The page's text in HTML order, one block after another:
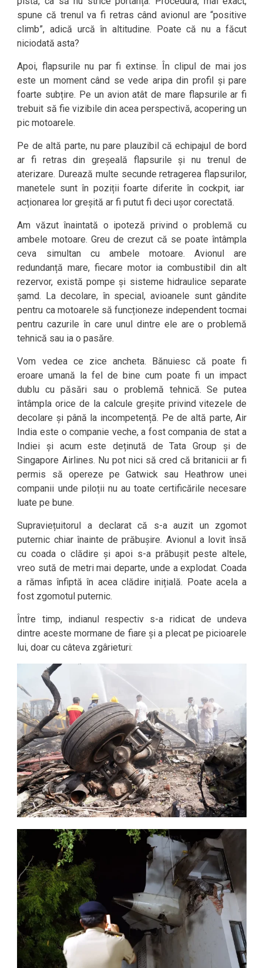
spune că trenul va fi retras când avionul are “positive
climb”, adică urcă în altitudine. Poate că nu a făcut
niciodată asta?
Apoi, flapsurile nu par fi extinse. În clipul de mai jos
este un moment când se vede aripa din profil și pare
foarte subțire. Pe un avion atât de mare flapsurile ar fi
trebuit să fie vizibile din acea perspectivă, acopering un
pic motoarele.
Pe de altă parte, nu pare plauzibil că echipajul de bord
ar fi retras din greșeală flapsurile și nu trenul de
aterizare. Durează multe secunde retragerea flapsurilor,
manetele sunt în poziții foarte diferite în cockpit, iar
acționarea lor greșită ar fi putut fi deci ușor corectată.
Am văzut înaintată o ipoteză privind o problemă cu
ambele motoare. Greu de crezut că se poate întâmpla
ceva simultan cu ambele motoare. Avionul are
redundanță mare, fiecare motor ia combustibil din alt
rezervor, există pompe și sisteme hidraulice separate
șamd. La decolare, în special, avioanele sunt gândite
pentru ca motoarele să funcționeze independent tocmai
pentru cazurile în care unul dintre ele are o problemă
tehnică sau ia o pasăre.
Vom vedea ce zice ancheta. Bănuiesc că poate fi
eroare umană la fel de bine cum poate fi un impact
dublu cu păsări sau o problemă tehnică. Se putea
întâmpla orice de la calcule greșite privind vitezele de
decolare și până la incompetență. Pe de altă parte, Air
India este o companie veche, a fost compania de stat a
Indiei și acum este deținută de Tata Group și de
Singapore Airlines. Nu pot nici să cred că britanicii ar fi
permis să opereze pe Gatwick sau Heathrow unei
companii unde piloții nu au toate certificările necesare
luate pe bune.
Supraviețuitorul a declarat că s-a auzit un zgomot
puternic chiar înainte de prăbușire. Avionul a lovit însă
cu coada o clădire și apoi s-a prăbușit peste altele,
vreo sută de metri mai departe, unde a explodat. Coada
a rămas înfiptă în acea clădire inițială. Poate acela a
fost zgomotul puternic.
Între timp, indianul respectiv s-a ridicat de undeva
dintre aceste mormane de fiare și a plecat pe picioarele
lui, doar cu câteva zgârieturi: